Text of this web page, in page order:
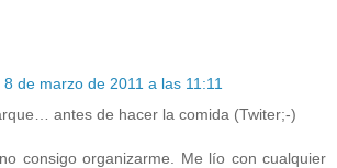
8 de marzo de 2011 a las 11:11
antes de hacer la comida (Twiter;-)
consigo organizarme. Me lío con cualquier